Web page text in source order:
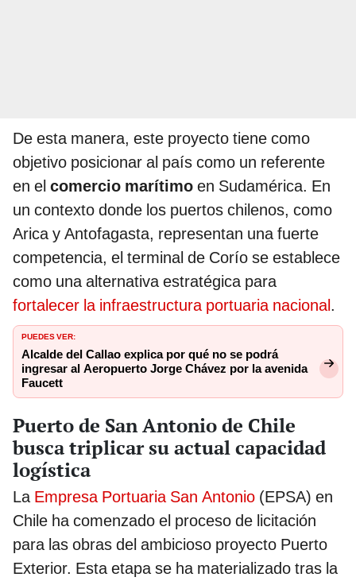
De esta manera, este proyecto tiene como
objetivo posicionar al país como un referente
en el comercio marítimo en Sudamérica. En
un contexto donde los puertos chilenos, como
Arica y Antofagasta, representan una fuerte
competencia, el terminal de Corío se establece
como una alternativa estratégica para
fortalecer la infraestructura portuaria nacional.
PUEDES VER:
Alcalde del Callao explica por qué no se podrá
ingresar al Aeropuerto Jorge Chávez por la avenida
Faucett
Puerto de San Antonio de Chile
busca triplicar su actual capacidad
logística
La Empresa Portuaria San Antonio (EPSA) en
Chile ha comenzado el proceso de licitación
para las obras del ambicioso proyecto Puerto
Exterior. Esta etapa se ha materializado tras la